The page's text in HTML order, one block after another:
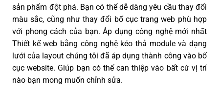
sản phẩm đột phá. Bạn có thể dễ dàng yêu cầu thay đổi
màu sắc, cũng như thay đổi bố cục trang web phù hợp
với phong cách của bạn. Áp dụng công nghệ mới nhất
Thiết kế web bằng công nghệ kéo thả module và dạng
lưới của layout chúng tôi đã áp dụng thành công vào bố
cục website. Giúp bạn có thể can thiệp vào bất cứ vị trí
nào bạn mong muốn chỉnh sửa.